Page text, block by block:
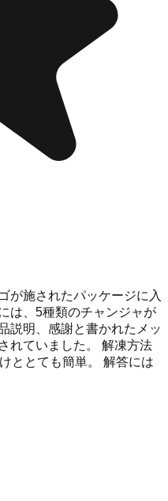
が施されたパッケージに入
は、5種類のチャンジャが
説明、感謝と書かれたメッ
れていました。 解凍方法
ととても簡単。 解答には